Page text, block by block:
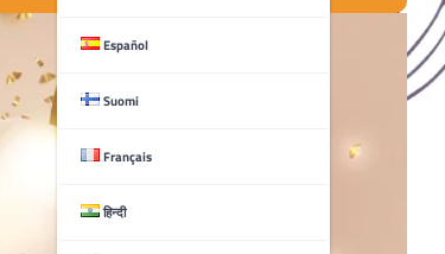
Español
Suomi
Français
हिन्दी